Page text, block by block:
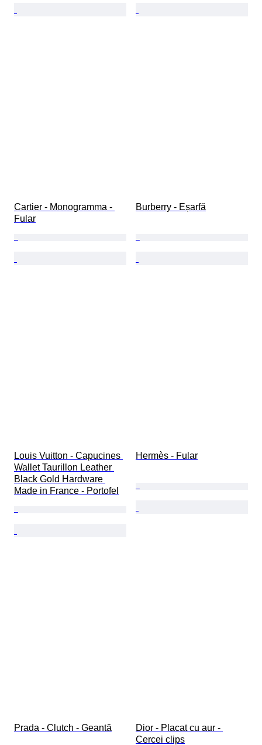
Cartier - Monogramma -
Fular
Burberry - Eșarfă
Louis Vuitton - Capucines
Wallet Taurillon Leather
Black Gold Hardware
Made in France - Portofel
Hermès - Fular
Prada - Clutch - Geantă
Dior - Placat cu aur -
Cercei clips